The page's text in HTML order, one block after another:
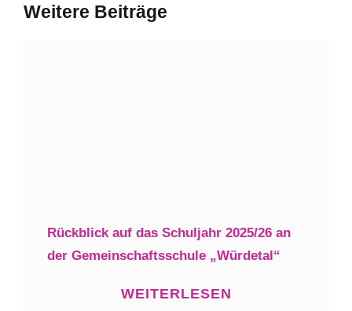
Weitere Beiträge
Rückblick auf das Schuljahr 2025/26 an
der Gemeinschaftsschule „Würdetal“
WEITERLESEN